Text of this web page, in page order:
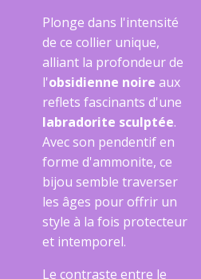
​Plonge dans l'intensité
de ce collier unique,
alliant la profondeur de
l'obsidienne noire aux
reflets fascinants d'une
labradorite sculptée.
Avec son pendentif en
forme d'ammonite, ce
bijou semble traverser
les âges pour offrir un
style à la fois protecteur
et intemporel.
​Le contraste entre le